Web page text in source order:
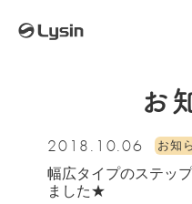
お
2018.10.06 お知
幅広タイプのステッ
ました★